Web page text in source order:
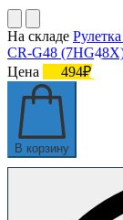
На складе
CR-G48
Цена
494₽
В корзину